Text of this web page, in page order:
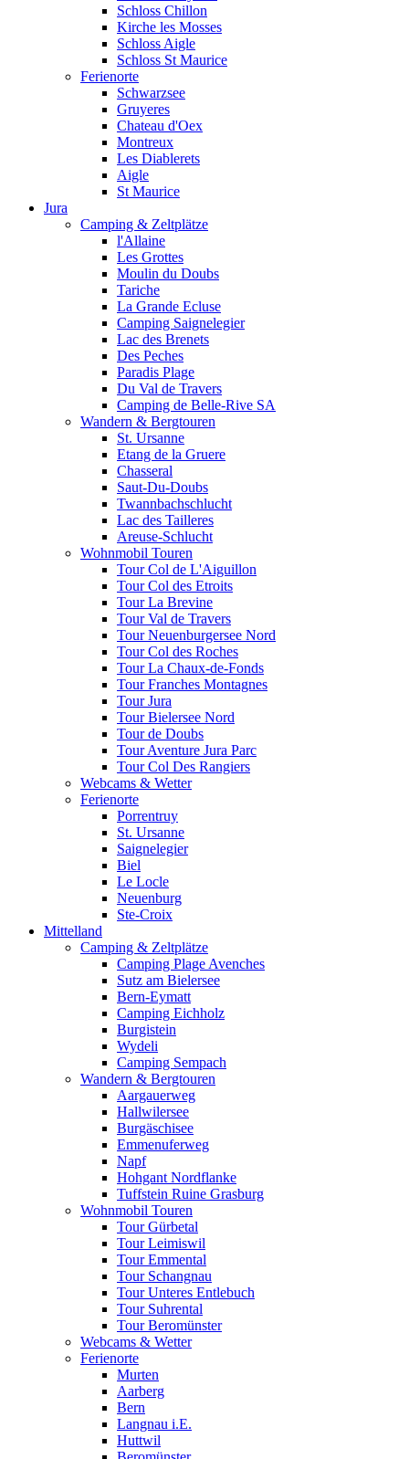
Schloss Chillon
Kirche les Mosses
Schloss Aigle
Schloss St Maurice
Ferienorte
Schwarzsee
Gruyeres
Chateau d'Oex
Montreux
Les Diablerets
Aigle
St Maurice
Jura
Camping & Zeltplätze
l'Allaine
Les Grottes
Moulin du Doubs
Tariche
La Grande Ecluse
Camping Saignelegier
Lac des Brenets
Des Peches
Paradis Plage
Du Val de Travers
Camping de Belle-Rive SA
Wandern & Bergtouren
St. Ursanne
Etang de la Gruere
Chasseral
Saut-Du-Doubs
Twannbachschlucht
Lac des Tailleres
Areuse-Schlucht
Wohnmobil Touren
Tour Col de L'Aiguillon
Tour Col des Etroits
Tour La Brevine
Tour Val de Travers
Tour Neuenburgersee Nord
Tour Col des Roches
Tour La Chaux-de-Fonds
Tour Franches Montagnes
Tour Jura
Tour Bielersee Nord
Tour de Doubs
Tour Aventure Jura Parc
Tour Col Des Rangiers
Webcams & Wetter
Ferienorte
Porrentruy
St. Ursanne
Saignelegier
Biel
Le Locle
Neuenburg
Ste-Croix
Mittelland
Camping & Zeltplätze
Camping Plage Avenches
Sutz am Bielersee
Bern-Eymatt
Camping Eichholz
Burgistein
Wydeli
Camping Sempach
Wandern & Bergtouren
Aargauerweg
Hallwilersee
Burgäschisee
Emmenuferweg
Napf
Hohgant Nordflanke
Tuffstein Ruine Grasburg
Wohnmobil Touren
Tour Gürbetal
Tour Leimiswil
Tour Emmental
Tour Schangnau
Tour Unteres Entlebuch
Tour Suhrental
Tour Beromünster
Webcams & Wetter
Ferienorte
Murten
Aarberg
Bern
Langnau i.E.
Huttwil